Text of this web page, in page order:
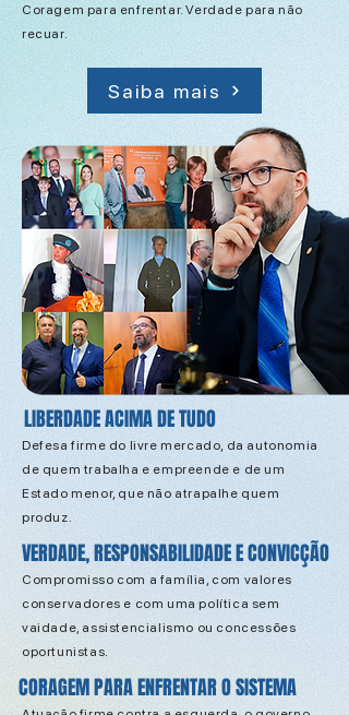
Coragem para enfrentar. Verdade para não
recuar.
Saiba mais
LIBERDADE ACIMA DE TUDO
Defesa firme do livre mercado, da autonomia
de quem trabalha e empreende e de um
Estado menor, que não atrapalhe quem
produz.
VERDADE, RESPONSABILIDADE E CONVICÇÃO
Compromisso com a família, com valores
conservadores e com uma política sem
vaidade, assistencialismo ou concessões
oportunistas.
CORAGEM PARA ENFRENTAR O SISTEMA